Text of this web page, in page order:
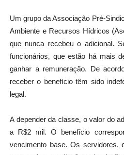
Um grupo da Associação Pré-
Ambiente e Recursos Hídricos
que nunca recebeu o adicional.
funcionários, que estão há mais
ganhar a remuneração. De
receber o benefício têm sido
legal.
A depender da classe, o valor do
a R$2 mil. O benefício
vencimento base. Os servidores,